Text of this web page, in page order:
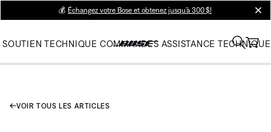
💰 Échangez votre Bose et obtenez jusqu’à 300 $!
SOUTIEN TECHNIQUE COMMANDES ASSISTANCE TECHNIQUE
VOIR TOUS LES ARTICLES